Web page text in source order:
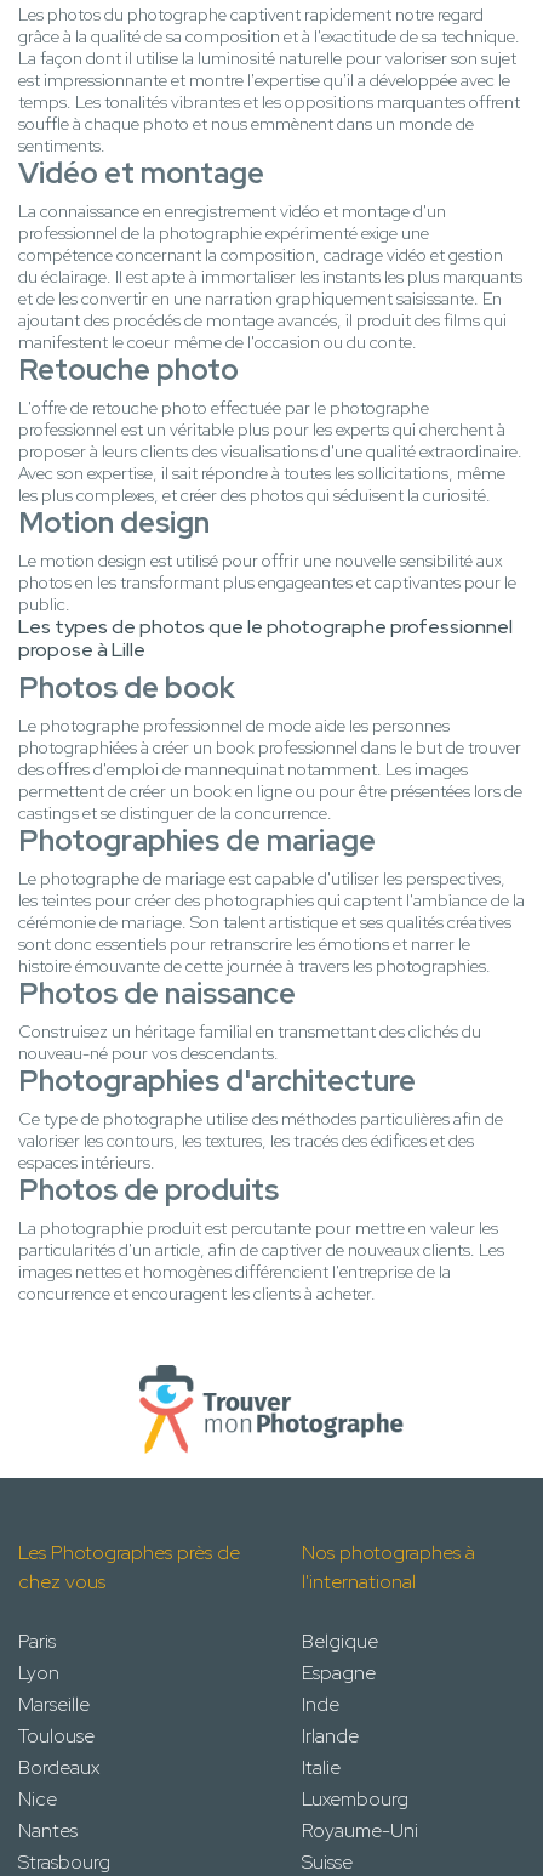
Les photos du photographe captivent rapidement notre regard
grâce à la qualité de sa composition et à l'exactitude de sa technique.
La façon dont il utilise la luminosité naturelle pour valoriser son sujet
est impressionnante et montre l'expertise qu'il a développée avec le
temps. Les tonalités vibrantes et les oppositions marquantes offrent
souffle à chaque photo et nous emmènent dans un monde de
sentiments.
Vidéo et montage
La connaissance en enregistrement vidéo et montage d'un
professionnel de la photographie expérimenté exige une
compétence concernant la composition, cadrage vidéo et gestion
du éclairage. Il est apte à immortaliser les instants les plus marquants
et de les convertir en une narration graphiquement saisissante. En
ajoutant des procédés de montage avancés, il produit des films qui
manifestent le coeur même de l'occasion ou du conte.
Retouche photo
L'offre de retouche photo effectuée par le photographe
professionnel est un véritable plus pour les experts qui cherchent à
proposer à leurs clients des visualisations d'une qualité extraordinaire.
Avec son expertise, il sait répondre à toutes les sollicitations, même
les plus complexes, et créer des photos qui séduisent la curiosité.
Motion design
Le motion design est utilisé pour offrir une nouvelle sensibilité aux
photos en les transformant plus engageantes et captivantes pour le
public.
Les types de photos que le photographe professionnel
propose à Lille
Photos de book
Le photographe professionnel de mode aide les personnes
photographiées à créer un book professionnel dans le but de trouver
des offres d'emploi de mannequinat notamment. Les images
permettent de créer un book en ligne ou pour être présentées lors de
castings et se distinguer de la concurrence.
Photographies de mariage
Le photographe de mariage est capable d'utiliser les perspectives,
les teintes pour créer des photographies qui captent l'ambiance de la
cérémonie de mariage. Son talent artistique et ses qualités créatives
sont donc essentiels pour retranscrire les émotions et narrer le
histoire émouvante de cette journée à travers les photographies.
Photos de naissance
Construisez un héritage familial en transmettant des clichés du
nouveau-né pour vos descendants.
Photographies d'architecture
Ce type de photographe utilise des méthodes particulières afin de
valoriser les contours, les textures, les tracés des édifices et des
espaces intérieurs.
Photos de produits
La photographie produit est percutante pour mettre en valeur les
particularités d'un article, afin de captiver de nouveaux clients. Les
images nettes et homogènes différencient l'entreprise de la
concurrence et encouragent les clients à acheter.
Les Photographes près de
chez vous
Paris
Lyon
Marseille
Toulouse
Bordeaux
Nice
Nantes
Strasbourg
Nos photographes à
l'international
Belgique
Espagne
Inde
Irlande
Italie
Luxembourg
Royaume-Uni
Suisse